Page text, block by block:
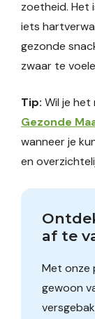
zoetheid. Het
iets
gezonde
zwaar te
Tip: Wil je het
Gezonde
wanneer je
en
af te
Met onze
gewoon